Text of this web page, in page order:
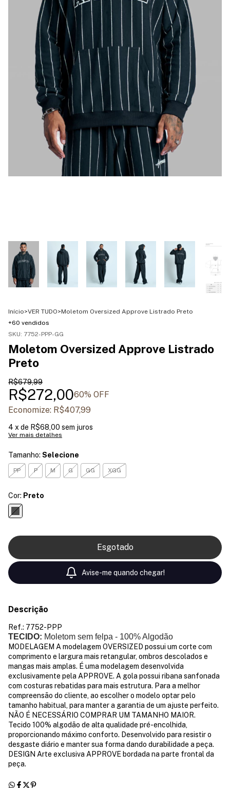
Início>VER TUDO>Moletom Oversized Approve Listrado Preto
+60 vendidos
SKU: 7752-PPP-GG
Moletom Oversized Approve Listrado
Preto
R$679,99
R$272,0060% OFF
Economize: R$407,99
4 x de R$68,00 sem juros
Ver mais detalhes
Tamanho: Selecione
PP P M G GG XGG
Cor: Preto
Avise-me quando chegar!
Descrição
Ref.: 7752-PPP
TECIDO: Moletom sem felpa - 100% Algodão
MODELAGEM A modelagem OVERSIZED possui um corte com
comprimento e largura mais retangular, ombros descolados e
mangas mais amplas. É uma modelagem desenvolvida
exclusivamente pela APPROVE. A gola possui ribana sanfonada
com costuras rebatidas para mais estrutura. Para a melhor
compreensão do cliente, ao escolher o modelo optar pelo
tamanho habitual, para manter a garantia de um ajuste perfeito.
NÃO É NECESSÁRIO COMPRAR UM TAMANHO MAIOR.
Tecido 100% algodão de alta qualidade pré-encolhida,
proporcionando máximo conforto. Desenvolvido para resistir o
desgaste diário e manter sua forma dando durabilidade a peça.
DESIGN Arte exclusiva APPROVE bordada na parte frontal da
peça.